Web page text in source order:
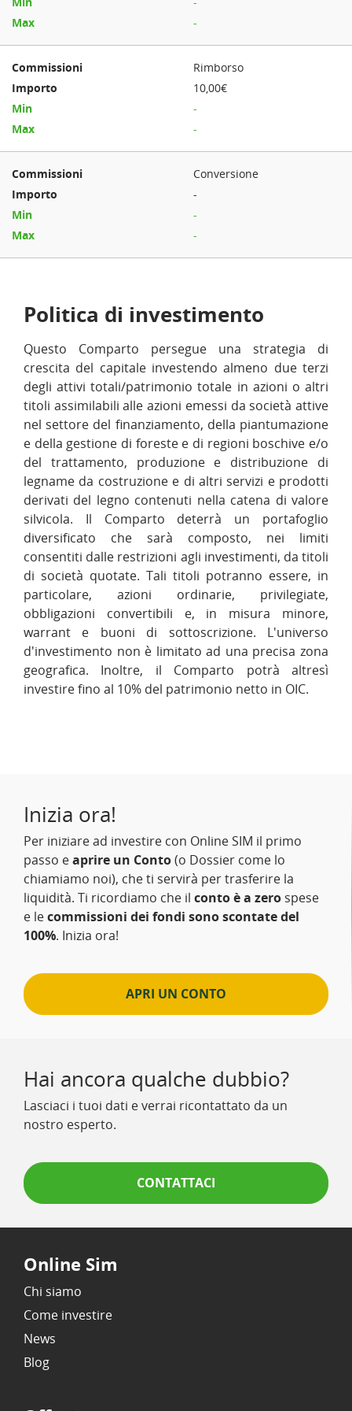
-
Rimborso
10,00€
-
-
Conversione
-
-
-
Politica di investimento
Questo Comparto persegue una strategia di
crescita del capitale investendo almeno due terzi
degli attivi totali/patrimonio totale in azioni o altri
titoli assimilabili alle azioni emessi da società attive
nel settore del finanziamento, della piantumazione
e della gestione di foreste e di regioni boschive e/o
del trattamento, produzione e distribuzione di
legname da costruzione e di altri servizi e prodotti
derivati del legno contenuti nella catena di valore
silvicola. Il Comparto deterrà un portafoglio
diversificato che sarà composto, nei limiti
consentiti dalle restrizioni agli investimenti, da titoli
di società quotate. Tali titoli potranno essere, in
particolare, azioni ordinarie, privilegiate,
obbligazioni convertibili e, in misura minore,
warrant e buoni di sottoscrizione. L'universo
d'investimento non è limitato ad una precisa zona
geografica. Inoltre, il Comparto potrà altresì
investire fino al 10% del patrimonio netto in OIC.
Inizia ora!
Per iniziare ad investire con Online SIM il primo
passo eaprire un Conto(o Dossier come lo
chiamiamo noi), che ti servirà per trasferire la
liquidità. Ti ricordiamo che il conto è a zero spese
e lecommissioni dei fondi sono scontate del
100%. Inizia ora!
APRI UN CONTO
Hai ancora qualche dubbio?
Lasciaci i tuoi dati e verrai ricontattato da un
nostro esperto.
CONTATTACI
Online Sim
Chi siamo
Come investire
News
Blog